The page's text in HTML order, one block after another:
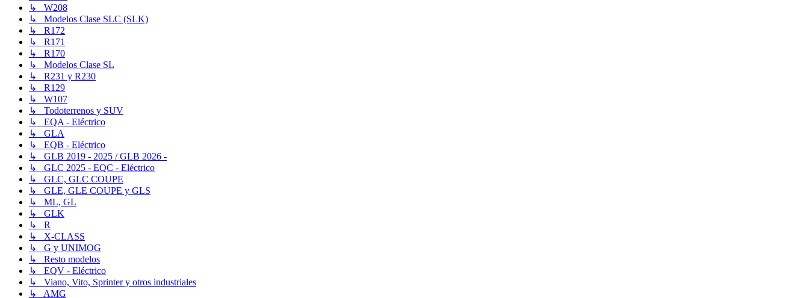
↳ W208
↳ Modelos Clase SLC (SLK)
↳ R172
↳ R171
↳ R170
↳ Modelos Clase SL
↳ R231 y R230
↳ R129
↳ W107
↳ Todoterrenos y SUV
↳ EQA - Eléctrico
↳ GLA
↳ EQB - Eléctrico
↳ GLB 2019 - 2025 / GLB 2026 -
↳ GLC 2025 - EQC - Eléctrico
↳ GLC, GLC COUPE
↳ GLE, GLE COUPE y GLS
↳ ML, GL
↳ GLK
↳ R
↳ X-CLASS
↳ G y UNIMOG
↳ Resto modelos
↳ EQV - Eléctrico
↳ Viano, Vito, Sprinter y otros industriales
↳ AMG